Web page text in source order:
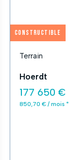
Constructible
Terrain
Hoerdt
177 650 €
850,70 € / mois *